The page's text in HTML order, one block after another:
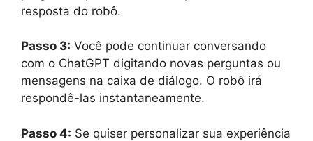
resposta do robô.
Passo 3: Você pode continuar conversando
com o ChatGPT digitando novas perguntas ou
mensagens na caixa de diálogo. O robô irá
respondê-las instantaneamente.
Passo 4: Se quiser personalizar sua experiência